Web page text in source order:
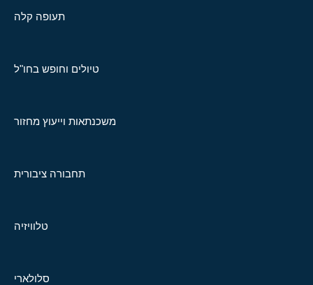
תעופה קלה
טיולים וחופש בחו"ל
משכנתאות וייעוץ מחזור
תחבורה ציבורית
טלוויזיה
סלולארי